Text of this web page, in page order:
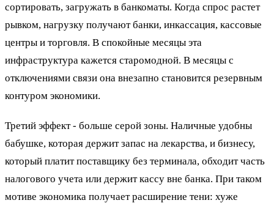
сортировать, загружать в банкоматы. Когда спрос растет
рывком, нагрузку получают банки, инкассация, кассовые
центры и торговля. В спокойные месяцы эта
инфраструктура кажется старомодной. В месяцы с
отключениями связи она внезапно становится резервным
контуром экономики.
Третий эффект - больше серой зоны. Наличные удобны
бабушке, которая держит запас на лекарства, и бизнесу,
который платит поставщику без терминала, обходит часть
налогового учета или держит кассу вне банка. При таком
мотиве экономика получает расширение тени: хуже